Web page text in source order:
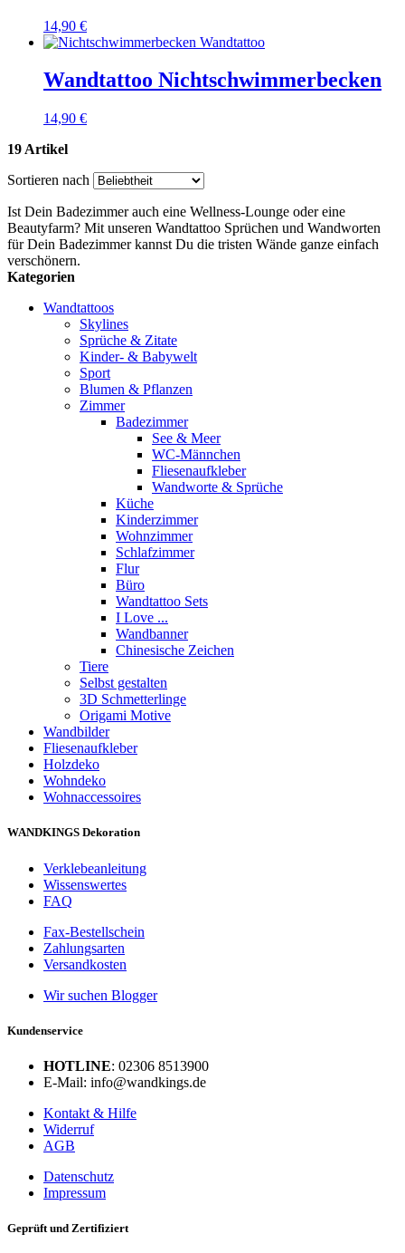
14,90 €
Wandtattoo Nichtschwimmerbecken
14,90 €
19 Artikel
Sortieren nach
Ist Dein Badezimmer auch eine Wellness-Lounge oder eine
Beautyfarm? Mit unseren Wandtattoo Sprüchen und Wandworten
für Dein Badezimmer kannst Du die tristen Wände ganze einfach
verschönern.
Kategorien
Wandtattoos
Skylines
Sprüche & Zitate
Kinder- & Babywelt
Sport
Blumen & Pflanzen
Zimmer
Badezimmer
See & Meer
WC-Männchen
Fliesenaufkleber
Wandworte & Sprüche
Küche
Kinderzimmer
Wohnzimmer
Schlafzimmer
Flur
Büro
Wandtattoo Sets
I Love ...
Wandbanner
Chinesische Zeichen
Tiere
Selbst gestalten
3D Schmetterlinge
Origami Motive
Wandbilder
Fliesenaufkleber
Holzdeko
Wohndeko
Wohnaccessoires
WANDKINGS Dekoration
Verklebeanleitung
Wissenswertes
FAQ
Fax-Bestellschein
Zahlungsarten
Versandkosten
Wir suchen Blogger
Kundenservice
HOTLINE: 02306 8513900
E-Mail: info@wandkings.de
Kontakt & Hilfe
Widerruf
AGB
Datenschutz
Impressum
Geprüft und Zertifiziert